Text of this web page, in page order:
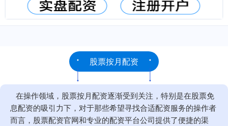
股票按月配资
在操作领域，股票按月配资逐渐受到关注，特别是在股票免
息配资的吸引力下，对于那些希望寻找合适配资服务的操作者
而言，股票配资官网和专业的配资平台公司提供了便捷的渠